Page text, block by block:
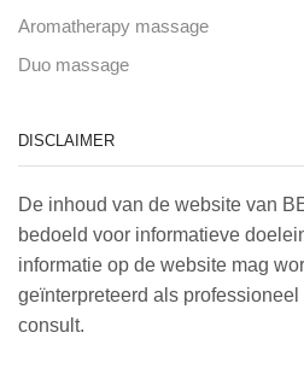
Aromatherapy massage
Duo massage
DISCLAIMER
De inhoud van de website van
bedoeld voor informatieve
informatie op de website mag
geïnterpreteerd als
consult.